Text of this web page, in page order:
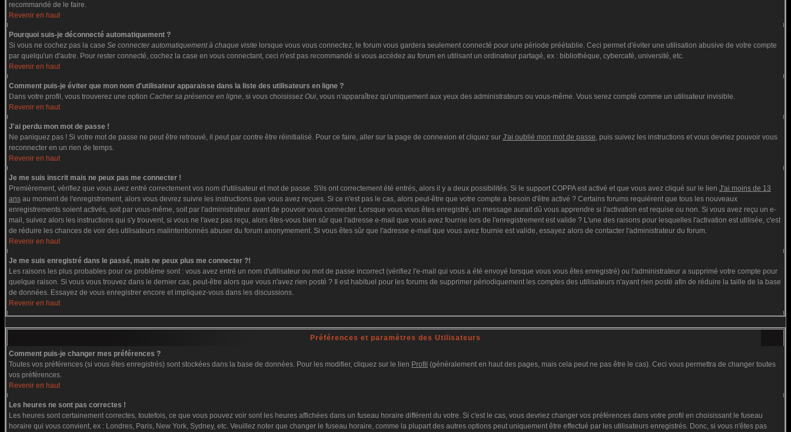
recommandé de le faire.
Revenir en haut
Pourquoi suis-je déconnecté automatiquement ?
Si vous ne cochez pas la case Se connecter automatiquement à chaque visite lorsque vous vous connectez, le forum vous gardera seulement connecté pour une période préétablie. Ceci permet d'éviter une utilisation abusive de votre compte
par quelqu'un d'autre. Pour rester connecté, cochez la case en vous connectant, ceci n'est pas recommandé si vous accédez au forum en utilisant un ordinateur partagé, ex : bibliothèque, cybercafé, université, etc.
Revenir en haut
Comment puis-je éviter que mon nom d'utilisateur apparaisse dans la liste des utilisateurs en ligne ?
Dans votre profil, vous trouverez une option Cacher sa présence en ligne, si vous choisissez Oui, vous n'apparaîtrez qu'uniquement aux yeux des administrateurs ou vous-même. Vous serez compté comme un utilisateur invisible.
Revenir en haut
J'ai perdu mon mot de passe !
Ne paniquez pas ! Si votre mot de passe ne peut être retrouvé, il peut par contre être réinitialisé. Pour ce faire, aller sur la page de connexion et cliquez sur J'ai oublié mon mot de passe, puis suivez les instructions et vous devriez pouvoir vous
reconnecter en un rien de temps.
Revenir en haut
Je me suis inscrit mais ne peux pas me connecter !
Premièrement, vérifiez que vous avez entré correctement vos nom d'utilisateur et mot de passe. S'ils ont correctement été entrés, alors il y a deux possibilités. Si le support COPPA est activé et que vous avez cliqué sur le lien J'ai moins de 13
ans au moment de l'enregistrement, alors vous devrez suivre les instructions que vous avez reçues. Si ce n'est pas le cas, alors peut-être que votre compte a besoin d'être activé ? Certains forums requièrent que tous les nouveaux
enregistrements soient activés, soit par vous-même, soit par l'administrateur avant de pouvoir vous connecter. Lorsque vous vous êtes enregistré, un message aurait dû vous apprendre si l'activation est requise ou non. Si vous avez reçu un e-
mail, suivez alors les instructions qui s'y trouvent, si vous ne l'avez pas reçu, alors êtes-vous bien sûr que l'adresse e-mail que vous avez fournie lors de l'enregistrement est valide ? L'une des raisons pour lesquelles l'activation est utilisée, c'est
de réduire les chances de voir des utilisateurs malintentionnés abuser du forum anonymement. Si vous êtes sûr que l'adresse e-mail que vous avez fournie est valide, essayez alors de contacter l'administrateur du forum.
Revenir en haut
Je me suis enregistré dans le passé, mais ne peux plus me connecter ?!
Les raisons les plus probables pour ce problème sont : vous avez entré un nom d'utilisateur ou mot de passe incorrect (vérifiez l'e-mail qui vous a été envoyé lorsque vous vous êtes enregistré) ou l'administrateur a supprimé votre compte pour
quelque raison. Si vous vous trouvez dans le dernier cas, peut-être alors que vous n'avez rien posté ? Il est habituel pour les forums de supprimer périodiquement les comptes des utilisateurs n'ayant rien posté afin de réduire la taille de la base
de données. Essayez de vous enregistrer encore et impliquez-vous dans les discussions.
Revenir en haut
Préférences et paramètres des Utilisateurs
Comment puis-je changer mes préférences ?
Toutes vos préférences (si vous êtes enregistrés) sont stockées dans la base de données. Pour les modifier, cliquez sur le lien Profil (généralement en haut des pages, mais cela peut ne pas être le cas). Ceci vous permettra de changer toutes
vos préférences.
Revenir en haut
Les heures ne sont pas correctes !
Les heures sont certainement correctes, toutefois, ce que vous pouvez voir sont les heures affichées dans un fuseau horaire différent du votre. Si c'est le cas, vous devriez changer vos préférences dans votre profil en choisissant le fuseau
horaire qui vous convient, ex : Londres, Paris, New York, Sydney, etc. Veuillez noter que changer le fuseau horaire, comme la plupart des autres options peut uniquement être effectué par les utilisateurs enregistrés. Donc, si vous n'êtes pas